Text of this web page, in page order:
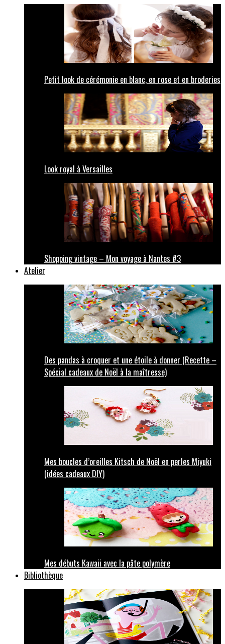
Petit look de cérémonie en blanc, en rose et en broderies
Look royal à Versailles
Shopping vintage – Mon voyage à Nantes #3
Atelier
Des pandas à croquer et une étoile à donner (Recette –
Spécial cadeaux de Noël à la maîtresse)
Mes boucles d’oreilles Kitsch de Noël en perles Miyuki
(idées cadeaux DIY)
Mes débuts Kawaii avec la pâte polymère
Bibliothèque